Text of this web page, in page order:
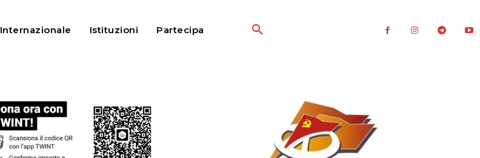
Internazionale Istituzioni Partecipa